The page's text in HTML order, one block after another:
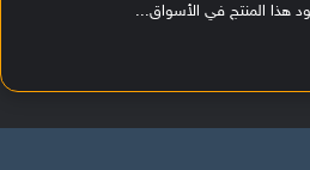
هذا المنتج في الأسواق...